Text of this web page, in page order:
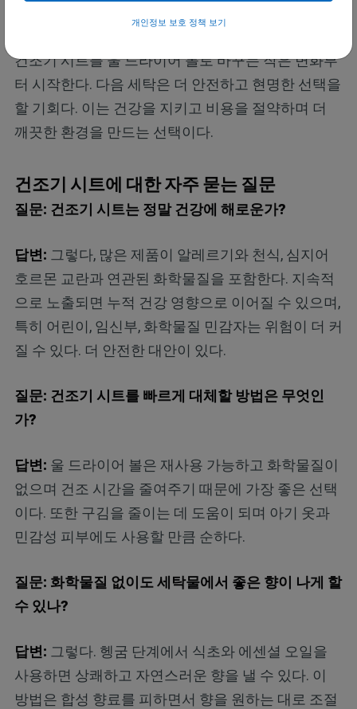
건조기 시트를 울 드라이어 볼로 바꾸는 작은 변화부
터 시작한다. 다음 세탁은 더 안전하고 현명한 선택을
할 기회다. 이는 건강을 지키고 비용을 절약하며 더
깨끗한 환경을 만드는 선택이다.
건조기 시트에 대한 자주 묻는 질문
질문: 건조기 시트는 정말 건강에 해로운가?
답변: 그렇다, 많은 제품이 알레르기와 천식, 심지어
호르몬 교란과 연관된 화학물질을 포함한다. 지속적
으로 노출되면 누적 건강 영향으로 이어질 수 있으며,
특히 어린이, 임신부, 화학물질 민감자는 위험이 더 커
질 수 있다. 더 안전한 대안이 있다.
질문: 건조기 시트를 빠르게 대체할 방법은 무엇인
가?
답변: 울 드라이어 볼은 재사용 가능하고 화학물질이
없으며 건조 시간을 줄여주기 때문에 가장 좋은 선택
이다. 또한 구김을 줄이는 데 도움이 되며 아기 옷과
민감성 피부에도 사용할 만큼 순하다.
질문: 화학물질 없이도 세탁물에서 좋은 향이 나게 할
수 있나?
답변: 그렇다. 헹굼 단계에서 식초와 에센셜 오일을
사용하면 상쾌하고 자연스러운 향을 낼 수 있다. 이
방법은 합성 향료를 피하면서 향을 원하는 대로 조절
개인정보 보호 정책 보기